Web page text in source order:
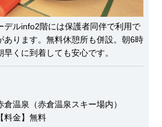
デルinfo2階には保護者同伴で利用で
あります。無料休憩所も併設。朝6時
くに到着しても安心です。
倉温泉（赤倉温泉スキー場内）
料金】無料